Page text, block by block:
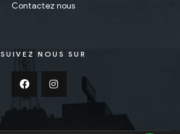
Contactez nous
SUIVEZ NOUS SUR